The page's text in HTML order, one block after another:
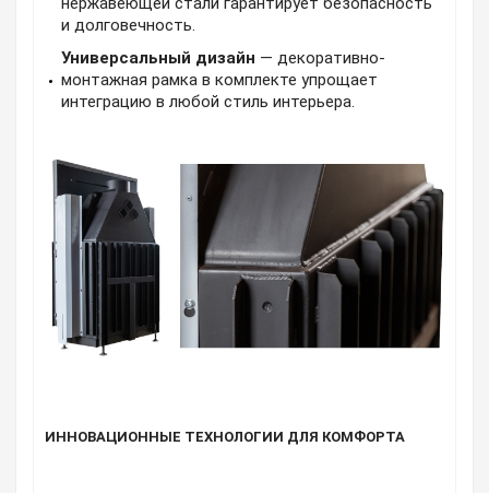
и долговечность.
Универсальный дизайн — декоративно-
монтажная рамка в комплекте упрощает
интеграцию в любой стиль интерьера.
ИННОВАЦИОННЫЕ ТЕХНОЛОГИИ ДЛЯ КОМФОРТА